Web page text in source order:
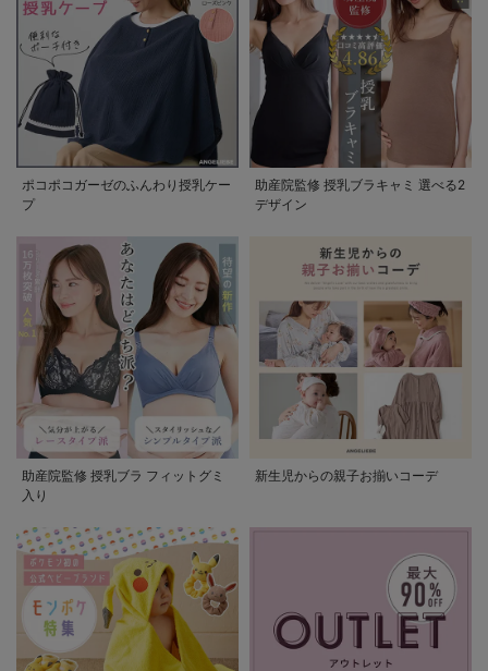
ポコポコガーゼのふんわり授乳ケー
プ
助産院監修 授乳ブラキャミ 選べる2
デザイン
助産院監修 授乳ブラ フィットグミ
入り
新生児からの親子お揃いコーデ